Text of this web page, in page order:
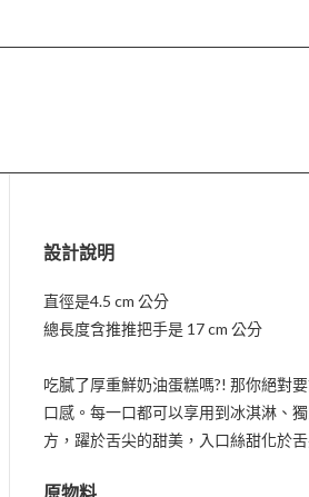
設計說明
直徑是4.5 cm 公分
總長度含推推把手是 17 cm 公分
吃膩了厚重鮮奶油蛋糕嗎?! 那你絕對
口感。每一口都可以享用到冰淇淋、
方，躍於舌尖的甜美，入口絲甜化於